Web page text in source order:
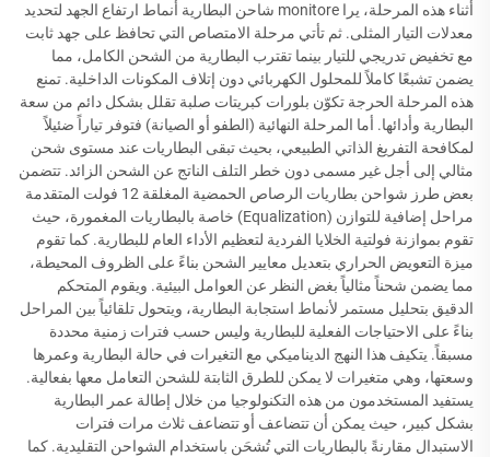
أثناء هذه المرحلة، يرا monitore شاحن البطارية أنماط ارتفاع الجهد لتحديد
معدلات التيار المثلى. ثم تأتي مرحلة الامتصاص التي تحافظ على جهد ثابت
مع تخفيض تدريجي للتيار بينما تقترب البطارية من الشحن الكامل، مما
يضمن تشبعًا كاملاً للمحلول الكهربائي دون إتلاف المكونات الداخلية. تمنع
هذه المرحلة الحرجة تكوّن بلورات كبريتات صلبة تقلل بشكل دائم من سعة
البطارية وأدائها. أما المرحلة النهائية (الطفو أو الصيانة) فتوفر تياراً ضئيلاً
لمكافحة التفريغ الذاتي الطبيعي، بحيث تبقى البطاريات عند مستوى شحن
مثالي إلى أجل غير مسمى دون خطر التلف الناتج عن الشحن الزائد. تتضمن
بعض طرز شواحن بطاريات الرصاص الحمضية المغلقة 12 فولت المتقدمة
مراحل إضافية للتوازن (Equalization) خاصة بالبطاريات المغمورة، حيث
تقوم بموازنة فولتية الخلايا الفردية لتعظيم الأداء العام للبطارية. كما تقوم
ميزة التعويض الحراري بتعديل معايير الشحن بناءً على الظروف المحيطة،
مما يضمن شحناً مثالياً بغض النظر عن العوامل البيئية. ويقوم المتحكم
الدقيق بتحليل مستمر لأنماط استجابة البطارية، ويتحول تلقائياً بين المراحل
بناءً على الاحتياجات الفعلية للبطارية وليس حسب فترات زمنية محددة
مسبقاً. يتكيف هذا النهج الديناميكي مع التغيرات في حالة البطارية وعمرها
وسعتها، وهي متغيرات لا يمكن للطرق الثابتة للشحن التعامل معها بفعالية.
يستفيد المستخدمون من هذه التكنولوجيا من خلال إطالة عمر البطارية
بشكل كبير، حيث يمكن أن تتضاعف أو تتضاعف ثلاث مرات فترات
الاستبدال مقارنةً بالبطاريات التي تُشحَن باستخدام الشواحن التقليدية. كما